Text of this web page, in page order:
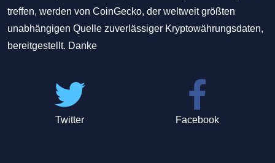
treffen, werden von CoinGecko, der weltweit größten
unabhängigen Quelle zuverlässiger Kryptowährungsdaten,
bereitgestellt. Danke
Twitter Facebook